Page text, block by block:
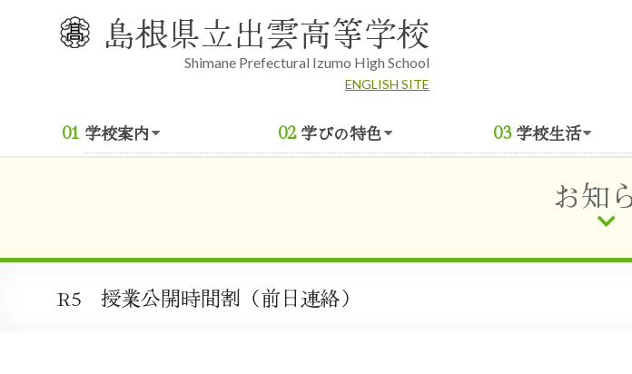
島根県立出雲高等学校
Shimane Prefectural Izumo High School
ENGLISH SITE
学校案内 学びの特色 学校生活
お知
R5 授業公開時間割（前日連絡）